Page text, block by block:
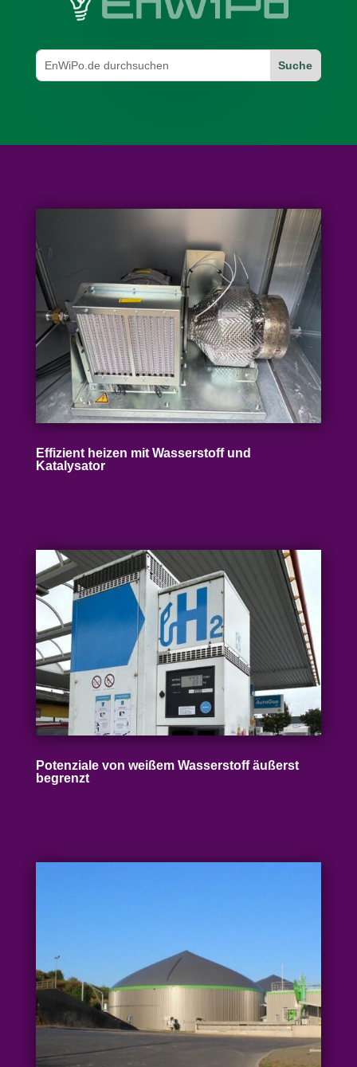
Effizient heizen mit Wasser­stoff und
Katalysator
Poten­ziale von weißem Wasser­stoff äußerst
begrenzt